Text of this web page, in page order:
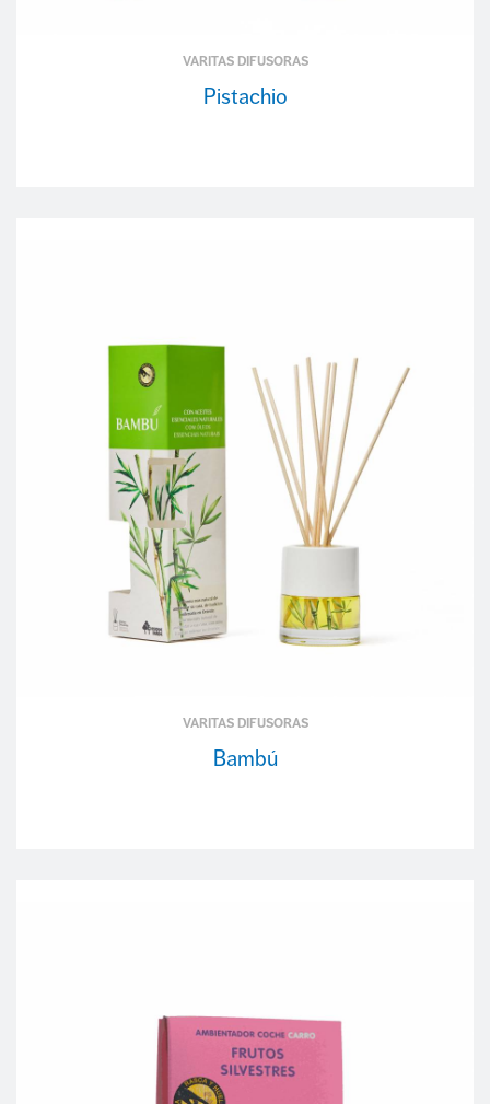
VARITAS DIFUSORAS
Pistachio
VARITAS DIFUSORAS
Bambú